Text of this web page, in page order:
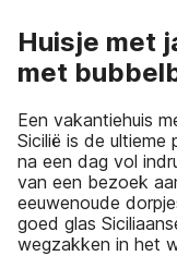
Huisje met
met
Een vakantiehuis
Sicilië is de
na een dag vol
van een bezoek
eeuwenoude
goed glas
wegzakken in het